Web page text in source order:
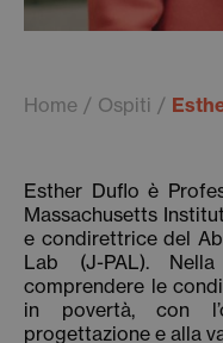
Home Ospiti
Esther Duflo è
Massachusetts
e condirettrice del
Lab (J-PAL).
comprendere le
in povertà, con
progettazione e alla